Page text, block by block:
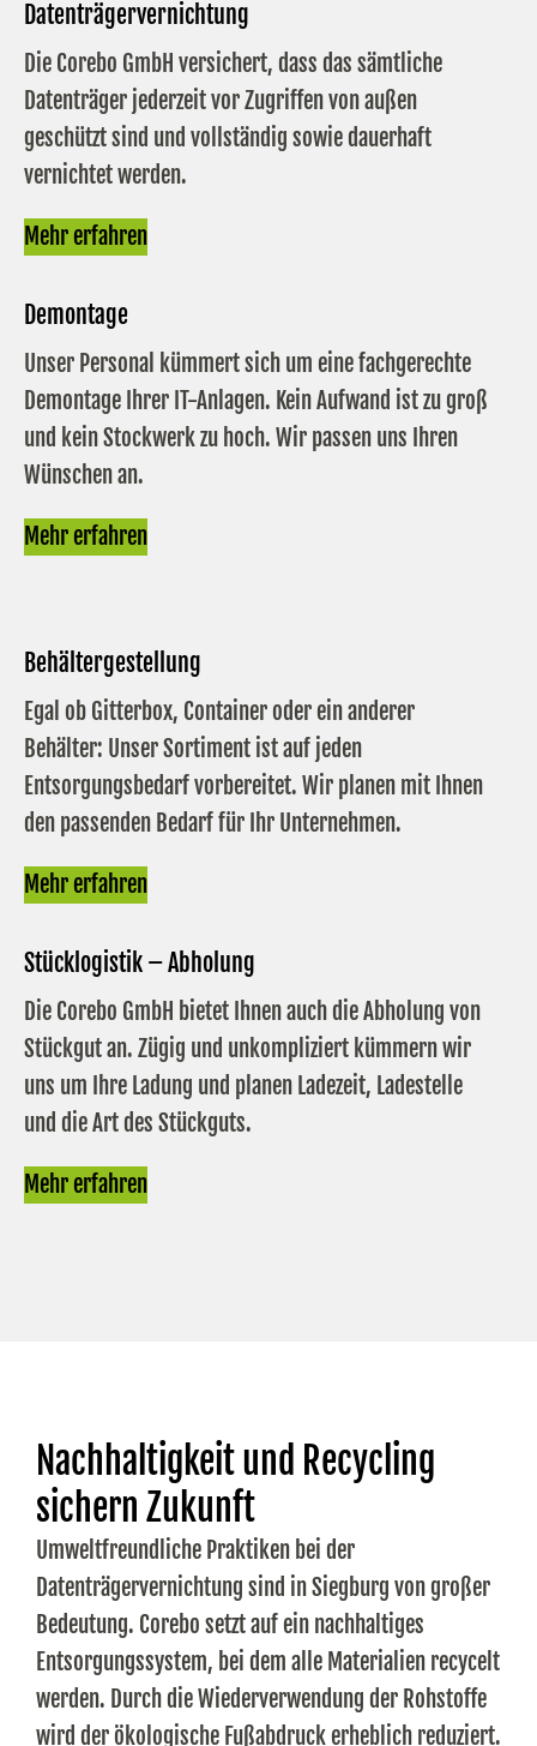
Datenträgervernichtung
Die Corebo GmbH versichert, dass das sämtliche
Datenträger jederzeit vor Zugriffen von außen
geschützt sind und vollständig sowie dauerhaft
vernichtet werden.
Mehr erfahren
Demontage
Unser Personal kümmert sich um eine fachgerechte
Demontage Ihrer IT-Anlagen. Kein Aufwand ist zu groß
und kein Stockwerk zu hoch. Wir passen uns Ihren
Wünschen an.
Mehr erfahren
Behältergestellung
Egal ob Gitterbox, Container oder ein anderer
Behälter: Unser Sortiment ist auf jeden
Entsorgungsbedarf vorbereitet. Wir planen mit Ihnen
den passenden Bedarf für Ihr Unternehmen.
Mehr erfahren
Stücklogistik – Abholung
Die Corebo GmbH bietet Ihnen auch die Abholung von
Stückgut an. Zügig und unkompliziert kümmern wir
uns um Ihre Ladung und planen Ladezeit, Ladestelle
und die Art des Stückguts.
Mehr erfahren
Nachhaltigkeit und Recycling
sichern Zukunft
Umweltfreundliche Praktiken bei der
Datenträgervernichtung sind in Siegburg von großer
Bedeutung. Corebo setzt auf ein nachhaltiges
Entsorgungssystem, bei dem alle Materialien recycelt
werden. Durch die Wiederverwendung der Rohstoffe
wird der ökologische Fußabdruck erheblich reduziert.